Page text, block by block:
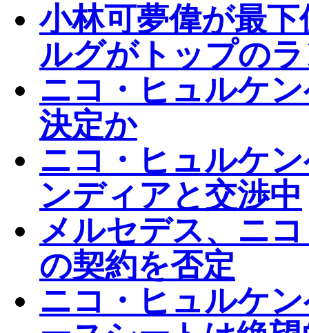
小林可夢偉が最
ルグがトップの
ニコ・ヒュルケ
決定か
ニコ・ヒュルケ
ンディアと交渉中
メルセデス、ニ
の契約を否定
ニコ・ヒュルケ